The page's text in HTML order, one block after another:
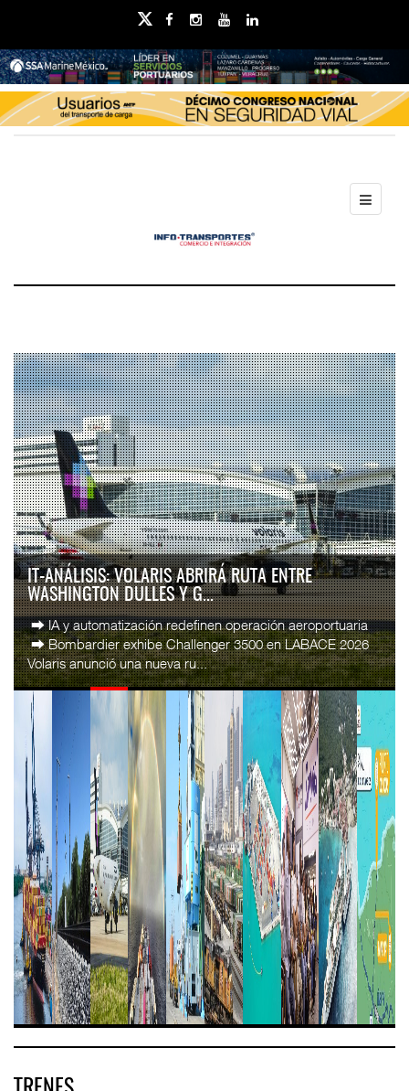
IT-ANÁLISIS: VOLARIS ABRIRÁ RUTA ENTRE
WASHINGTON DULLES Y G...
⮕ IA y automatización redefinen operación aeroportuaria
⮕ Bombardier exhibe Challenger 3500 en LABACE 2026
Volaris anunció una nueva ru...